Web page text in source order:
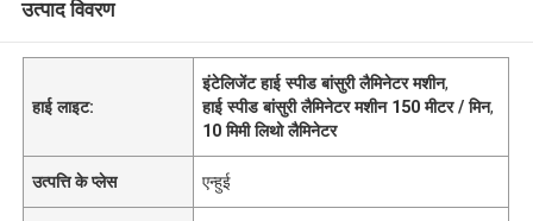
उत्पाद विवरण
हाई लाइट:
इंटेलिजेंट हाई स्पीड बांसुरी लैमिनेटर मशीन,
हाई स्पीड बांसुरी लैमिनेटर मशीन 150 मीटर / मिन,
10 मिमी लिथो लैमिनेटर
उत्पत्ति के प्लेस एन्हुई